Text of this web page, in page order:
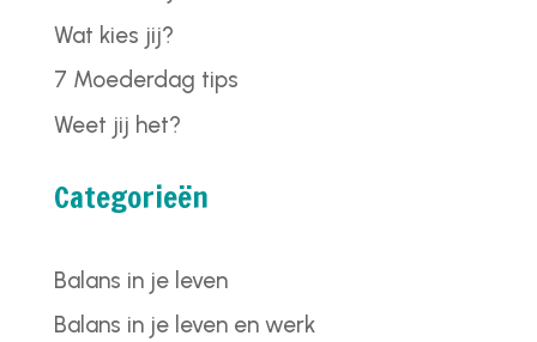
Wat kies jij?
7 Moederdag tips
Weet jij het?
Categorieën
Balans in je leven
Balans in je leven en werk